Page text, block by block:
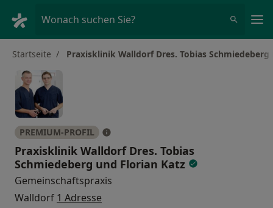
Wonach suchen Sie?
Startseite Praxisklinik Walldorf Dres. Tobias
PREMIUM-PROFIL
Praxisklinik Walldorf Dres. Tobias
Schmiedeberg und Florian Katz
Gemeinschaftspraxis
Walldorf 1 Adresse